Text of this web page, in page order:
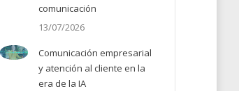
comunicación
13/07/2026
Comunicación empresarial
y atención al cliente en la
era de la IA